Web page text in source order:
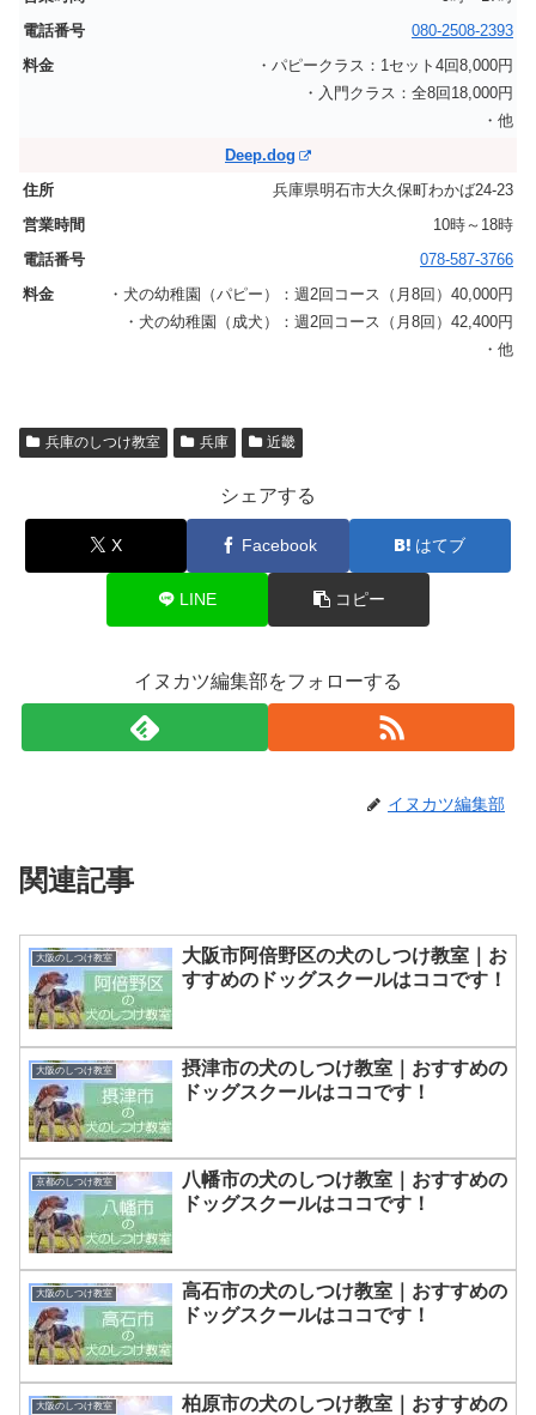
080-2508-2393
・パピークラス：1セット4回8,000円
・入門クラス：全8回18,000円
・他
Deep.dog
兵庫県明石市大久保町わかば24-23
10時～18時
078-587-3766
・犬の幼稚園（パピー）：週2回コース（月8回）40,000円
・犬の幼稚園（成犬）：週2回コース（月8回）42,400円
・他
兵庫のしつけ教室 兵庫 近畿
シェアする
X Facebook はてブ
LINE コピー
イヌカツ編集部をフォローする
イヌカツ編集部
関連記事
大阪のしつけ教室
大阪市阿倍野区の犬のしつけ教室｜お
すすめのドッグスクールはココです！
大阪のしつけ教室
摂津市の犬のしつけ教室｜おすすめの
ドッグスクールはココです！
京都のしつけ教室
八幡市の犬のしつけ教室｜おすすめの
ドッグスクールはココです！
大阪のしつけ教室
高石市の犬のしつけ教室｜おすすめの
ドッグスクールはココです！
大阪のしつけ教室
柏原市の犬のしつけ教室｜おすすめの